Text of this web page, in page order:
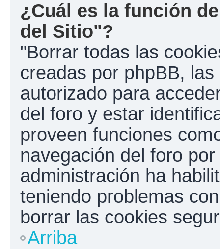
¿Cuál es la función
del Sitio"?
"Borrar todas las
creadas por phpBB,
autorizado para
del foro y estar
proveen funciones
navegación del foro
administración ha
teniendo problemas
borrar las cookies
Arriba